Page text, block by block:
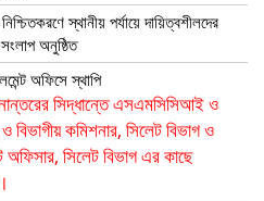
স্থানীয় পর্যায়ে দায়িত্বশীলদের
অনুষ্ঠিত
অফিসে স্থাপি
সিদ্ধান্তে এসএমসিসিআই ও
বিভাগীয় কমিশনার, সিলেট বিভাগ ও
অফিসার, সিলেট বিভাগ এর কাছে